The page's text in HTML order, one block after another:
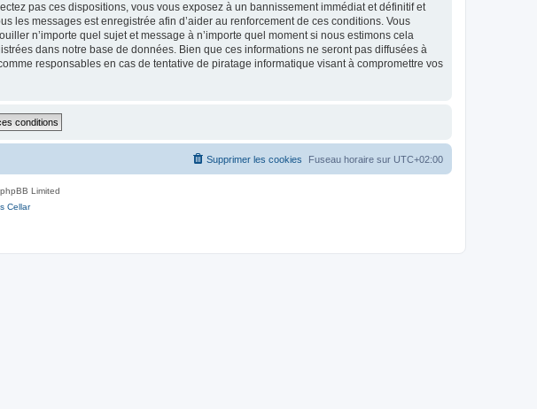
pas ces dispositions, vous vous exposez à un bannissement immédiat et définitif et
les messages est enregistrée afin d’aider au renforcement de ces conditions. Vous
n’importe quel sujet et message à n’importe quel moment si nous estimons cela
dans notre base de données. Bien que ces informations ne seront pas diffusées à
responsables en cas de tentative de piratage informatique visant à compromettre vos
Fuseau horaire sur UTC+02:00
Supprimer les cookies
Limited
Cellar